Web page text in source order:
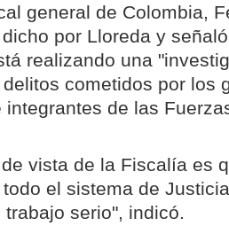
general de Colombia,
por Lloreda y
realizando una
cometidos por los
integrantes de las
vista de la Fiscalía es
el sistema de
trabajo serio", indicó.